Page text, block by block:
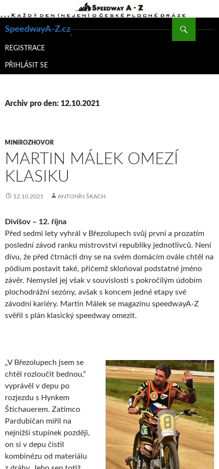
SpeedwayA-Z.cz
K
WEBU
REGISTRACE
PŘIHLÁSIT SE
Archiv pro den: 12.10.2021
MINIROZHOVOR
MARTIN MÁLEK OMEZÍ
KLASIKU
12.10.2021 ANTONÍN ŠKACH
Divišov – 12. října
Před sedmi lety vyhrál v Březolupech svůj první a prozatím
poslední závod ranku mistrovství republiky jednotlivců. Není
divu, že před čtrnácti dny se na svém domácím ovále chtěl na
pódium postavit také, přičemž skloňoval podstatné jméno
závěr. Nemyslel jej však v souvislosti s pokročilým údobím
plochodrážní sezóny, avšak s koncem jedné etapy své
závodní kariéry. Martin Málek se magazínu speedwayA-Z
svěřil s plán klasický speedway omezit.
„V Březolupech jsem se
chtěl rozloučit bednou,“
vyprávěl v depu po
rozjezdu s Hynkem
Štichauerem. Zatímco
Pardubičan mířil na
nejnižší stupínek později,
on si v depu čistil
kombinézu od materiálu